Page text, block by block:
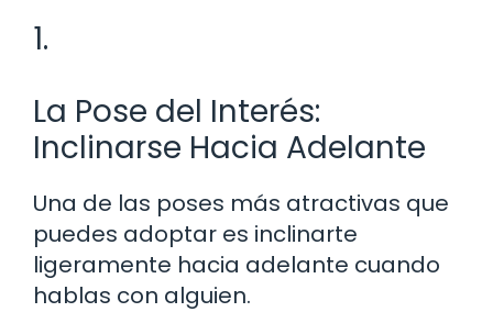
1.
La Pose del Interés:
Inclinarse Hacia Adelante
Una de las poses más atractivas que
puedes adoptar es inclinarte
ligeramente hacia adelante cuando
hablas con alguien.